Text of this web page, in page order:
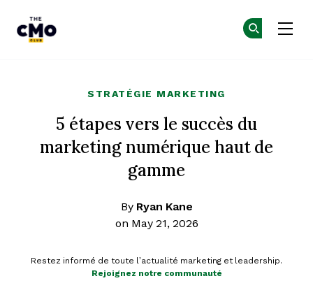
STRATÉGIE MARKETING
5 étapes vers le succès du
marketing numérique haut de
gamme
By Ryan Kane
on May 21, 2026
Restez informé de toute l’actualité marketing et leadership.
Rejoignez notre communauté